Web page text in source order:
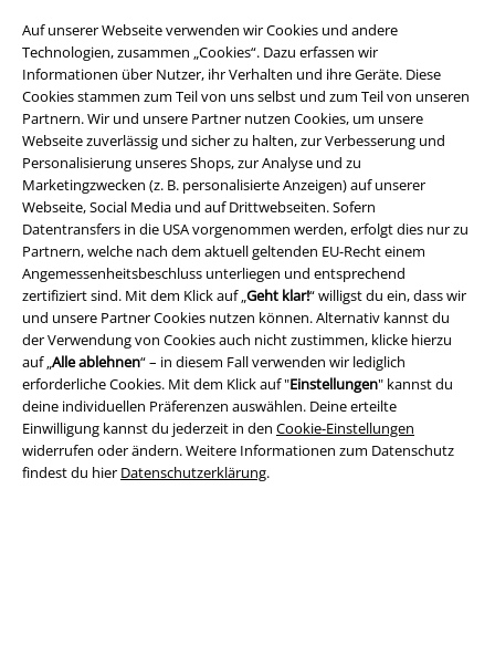
Auf unserer Webseite verwenden wir Cookies und andere
Technologien, zusammen „Cookies“. Dazu erfassen wir
Informationen über Nutzer, ihr Verhalten und ihre Geräte. Diese
Cookies stammen zum Teil von uns selbst und zum Teil von unseren
Partnern. Wir und unsere Partner nutzen Cookies, um unsere
Webseite zuverlässig und sicher zu halten, zur Verbesserung und
Personalisierung unseres Shops, zur Analyse und zu
Marketingzwecken (z. B. personalisierte Anzeigen) auf unserer
Webseite, Social Media und auf Drittwebseiten. Sofern
Datentransfers in die USA vorgenommen werden, erfolgt dies nur zu
Partnern, welche nach dem aktuell geltenden EU-Recht einem
Angemessenheitsbeschluss unterliegen und entsprechend
zertifiziert sind. Mit dem Klick auf „Geht klar!“ willigst du ein, dass wir
und unsere Partner Cookies nutzen können. Alternativ kannst du
der Verwendung von Cookies auch nicht zustimmen, klicke hierzu
auf „Alle ablehnen“ – in diesem Fall verwenden wir lediglich
erforderliche Cookies. Mit dem Klick auf "Einstellungen" kannst du
deine individuellen Präferenzen auswählen. Deine erteilte
Einwilligung kannst du jederzeit in den Cookie-Einstellungen
widerrufen oder ändern. Weitere Informationen zum Datenschutz
findest du hier Datenschutzerklärung.
Rechtliches
AGB
Impressum
Datenschutz